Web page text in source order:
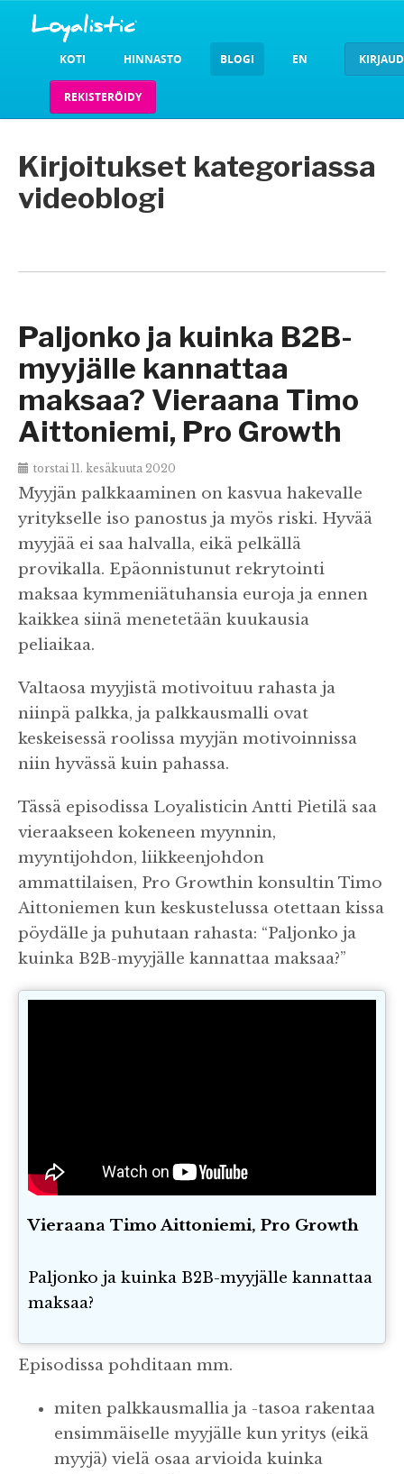
KOTI HINNASTO BLOGI EN
REKISTERÖIDY
Kirjoitukset kategoriassa
videoblogi
Paljonko ja kuinka B2B-
myyjälle kannattaa
maksaa? Vieraana Timo
Aittoniemi, Pro Growth
torstai 11. kesäkuuta 2020
Myyjän palkkaaminen on kasvua hakevalle
yritykselle iso panostus ja myös riski. Hyvää
myyjää ei saa halvalla, eikä pelkällä
provikalla. Epäonnistunut rekrytointi
maksaa kymmeniätuhansia euroja ja ennen
kaikkea siinä menetetään kuukausia
peliaikaa.
Valtaosa myyjistä motivoituu rahasta ja
niinpä palkka, ja palkkausmalli ovat
keskeisessä roolissa myyjän motivoinnissa
niin hyvässä kuin pahassa.
Tässä episodissa Loyalisticin Antti Pietilä saa
vieraakseen kokeneen myynnin,
myyntijohdon, liikkeenjohdon
ammattilaisen, Pro Growthin konsultin Timo
Aittoniemen kun keskustelussa otettaan kissa
pöydälle ja puhutaan rahasta: “Paljonko ja
kuinka B2B-myyjälle kannattaa maksaa?”
Vieraana Timo Aittoniemi, Pro Growth
Paljonko ja kuinka B2B-myyjälle kannattaa
maksaa?
Episodissa pohditaan mm.
miten palkkausmallia ja -tasoa rakentaa
ensimmäiselle myyjälle kun yritys (eikä
myyjä) vielä osaa arvioida kuinka